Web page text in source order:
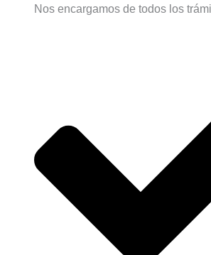
Nos encargamos de todos los